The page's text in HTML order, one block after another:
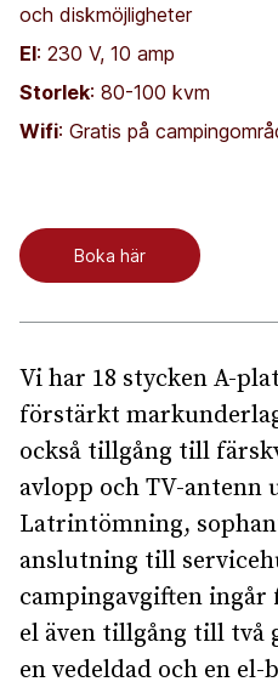
och diskmöjligheter
El: 230 V, 10 amp
Storlek: 80-100 kvm
Wifi: Gratis på
Boka här
Vi har 18 stycken A-
förstärkt
också tillgång till
avlopp och TV-antenn
Latrintömning,
anslutning till
campingavgiften
el även tillgång till två
en vedeldad och en